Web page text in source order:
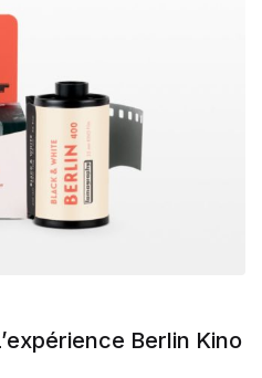
Berlin Kino